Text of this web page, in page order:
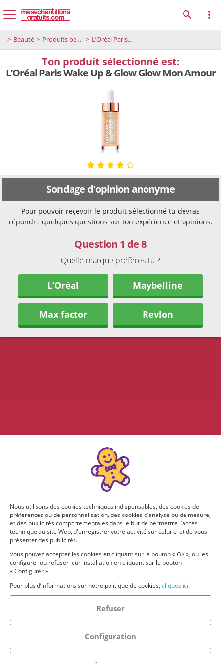
Beauté Produits beauté L’Oréal Paris Wake Up & Glow Glow Mon Amour
Ton produit sélectionné est:
L’Oréal Paris Wake Up & Glow Glow Mon Amour
Sondage d'opinion anonyme
Pour pouvoir reçevoir le produit sélectionné tu devras
répondre quelques questions sur ton expérience et opinions.
Question 1 de 8
Quelle marque préfères-tu ?
L’Oréal Maybelline
Max factor Revlon
Nous utilisons des cookies techniques indispensables, des cookies de
préférences ou de personnalisation, des cookies d’analyse ou de mesure,
et des publicités comportementales dans le but de permettre l'accès
technique au site Web, d'enregistrer votre activité sur celui-ci et de vous
présenter des publicités.
Vous pouvez accepter les cookies en cliquant sur le bouton « OK », ou les
configurer ou refuser leur installation en cliquant sur le bouton
« Configurer »
Pour plus d’informations sur notre politique de cookies, cliquez ici
Refuser
Configuration